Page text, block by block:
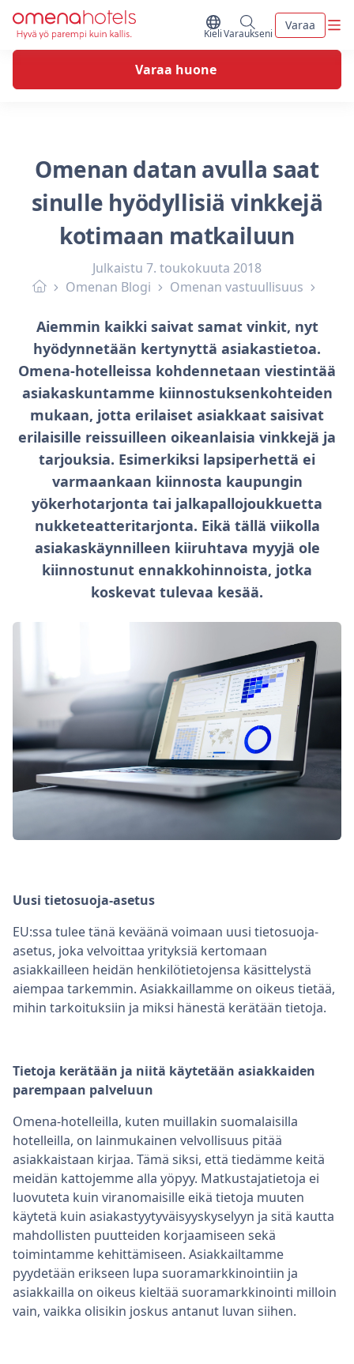
Skip to content
Vaihda kieltä
Kieli Minun varaukseni
Varaukseni
Varaa
Varaa huone
Omenan datan avulla saat
sinulle hyödyllisiä vinkkejä
kotimaan matkailuun
Julkaistu 7. toukokuuta 2018
Omenan Blogi
Omenan vastuullisuus
Aiemmin kaikki saivat samat vinkit, nyt
hyödynnetään kertynyttä asiakastietoa.
Omena-hotelleissa kohdennetaan viestintää
asiakaskuntamme kiinnostuksenkohteiden
mukaan, jotta erilaiset asiakkaat saisivat
erilaisille reissuilleen oikeanlaisia vinkkejä ja
tarjouksia. Esimerkiksi lapsiperhettä ei
varmaankaan kiinnosta kaupungin
yökerhotarjonta tai jalkapallojoukkuetta
nukketeatteritarjonta. Eikä tällä viikolla
asiakaskäynnilleen kiiruhtava myyjä ole
kiinnostunut ennakkohinnoista, jotka
koskevat tulevaa kesää.
Uusi tietosuoja-asetus
EU:ssa tulee tänä keväänä voimaan uusi tietosuoja-
asetus, joka velvoittaa yrityksiä kertomaan
asiakkailleen heidän henkilötietojensa käsittelystä
aiempaa tarkemmin. Asiakkaillamme on oikeus tietää,
mihin tarkoituksiin ja miksi hänestä kerätään tietoja.
Tietoja kerätään ja niitä käytetään asiakkaiden
parempaan palveluun
Omena-hotelleilla, kuten muillakin suomalaisilla
hotelleilla, on lainmukainen velvollisuus pitää
asiakkaistaan kirjaa. Tämä siksi, että tiedämme keitä
meidän kattojemme alla yöpyy. Matkustajatietoja ei
luovuteta kuin viranomaisille eikä tietoja muuten
käytetä kuin asiakastyytyväisyyskyselyyn ja sitä kautta
mahdollisten puutteiden korjaamiseen sekä
toimintamme kehittämiseen. Asiakkailtamme
pyydetään erikseen lupa suoramarkkinointiin ja
asiakkailla on oikeus kieltää suoramarkkinointi milloin
vain, vaikka olisikin joskus antanut luvan siihen.